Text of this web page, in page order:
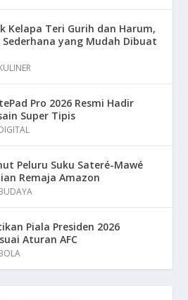
Kelapa Teri Gurih dan Harum,
Sederhana yang Mudah Dibuat
Pro 2026 Resmi Hadir
Super Tipis
Peluru Suku Sateré-Mawé
Remaja Amazon
Piala Presiden 2026
Aturan AFC